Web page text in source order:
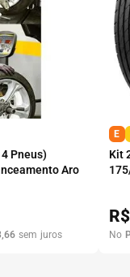
Pneus)
Aro
,66 sem juros
E
Kit
No